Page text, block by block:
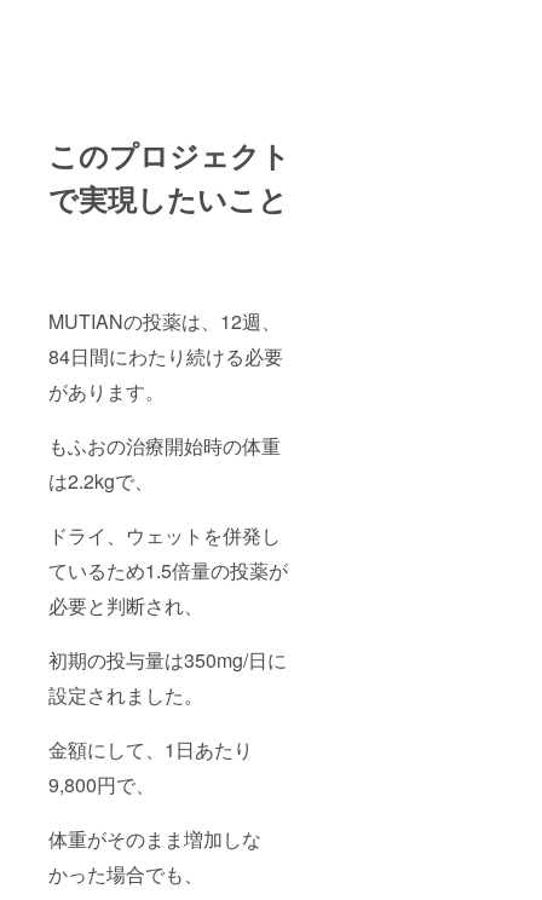
このプロジェクト
で実現したいこと
MUTIANの投薬は、12週、
84日間にわたり続ける必要
があります。
もふおの治療開始時の体重
は2.2kgで、
ドライ、ウェットを併発し
ているため1.5倍量の投薬が
必要と判断され、
初期の投与量は350mg/日に
設定されました。
金額にして、1日あたり
9,800円で、
体重がそのまま増加しな
かった場合でも、